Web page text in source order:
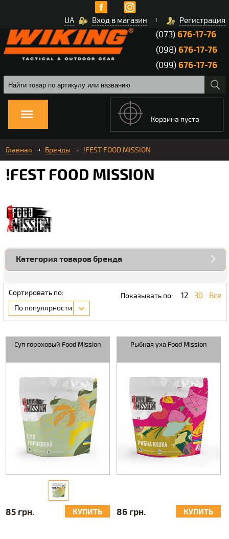
Вход в магазин Регистрация
UA
(073)676-17-76
(098)676-17-76
(099)676-17-76
Корзина пуста
Главная Бренды !FEST FOOD MISSION
!FEST FOOD MISSION
Категория товаров бренда
Сортировать по:
По популярности
Показывать по: 12 30 Все
Суп гороховый Food Mission
85 грн. КУПИТЬ
Рыбная уха Food Mission
86 грн. КУПИТЬ